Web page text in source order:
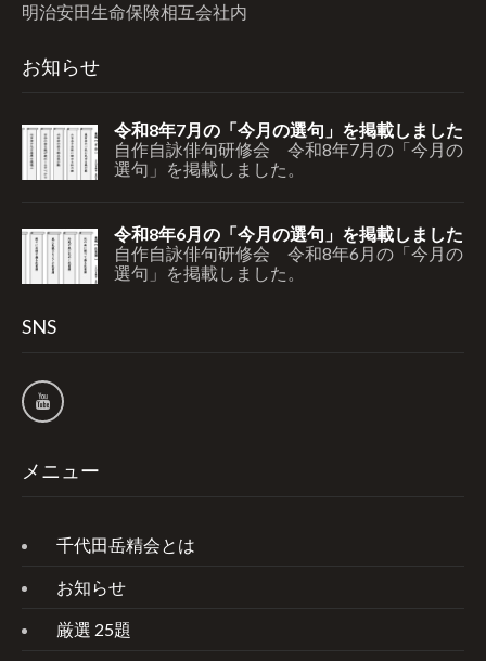
明治安田生命保険相互会社内
お知らせ
令和8年7月の「今月の選句」を掲載しました
自作自詠俳句研修会 令和8年7月の「今月の
選句」を掲載しました。
令和8年6月の「今月の選句」を掲載しました
自作自詠俳句研修会 令和8年6月の「今月の
選句」を掲載しました。
SNS
メニュー
千代田岳精会とは
お知らせ
厳選 25題